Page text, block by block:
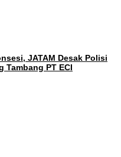
JATAM Desak Polisi
Tambang PT ECI